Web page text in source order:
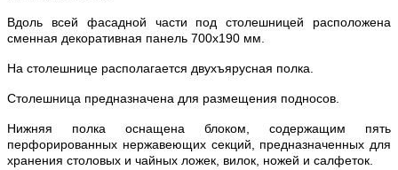
Вдоль всей фасадной части под столешницей расположена
сменная декоративная панель 700х190 мм.
На столешнице располагается двухъярусная полка.
Столешница предназначена для размещения подносов.
Нижняя полка оснащена блоком, содержащим пять
перфорированных нержавеющих секций, предназначенных для
хранения столовых и чайных ложек, вилок, ножей и салфеток.